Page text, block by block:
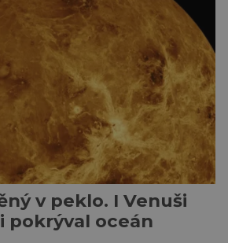
v peklo. I Venuši
pokrýval oceán